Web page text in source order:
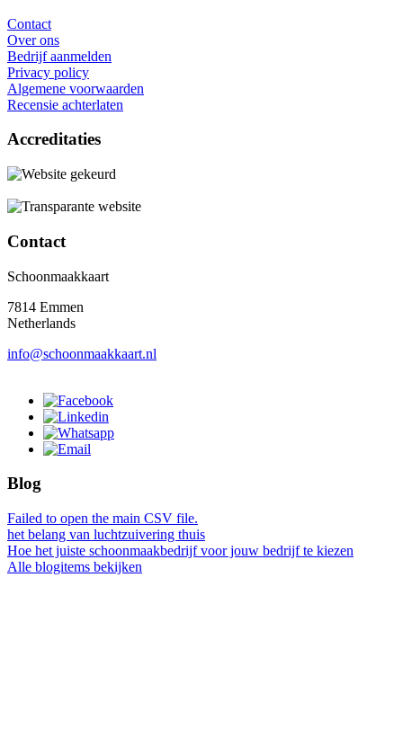
Contact
Over ons
Bedrijf aanmelden
Privacy policy
Algemene voorwaarden
Recensie achterlaten
Accreditaties
Contact
Schoonmaakkaart
7814 Emmen
Netherlands
info@schoonmaakkaart.nl
Blog
Failed to open the main CSV file.
het belang van luchtzuivering thuis
Hoe het juiste schoonmaakbedrijf voor jouw bedrijf te kiezen
Alle blogitems bekijken